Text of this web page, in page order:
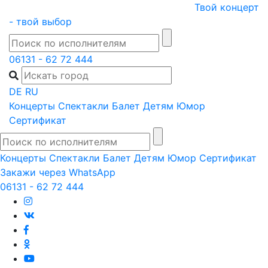
content
Твой концерт
- твой выбор
06131 - 62 72 444
DE RU
Концерты Спектакли Балет Детям Юмор
Сертификат
Концерты Спектакли Балет Детям Юмор Сертификат
Закажи через WhatsApp
06131 - 62 72 444